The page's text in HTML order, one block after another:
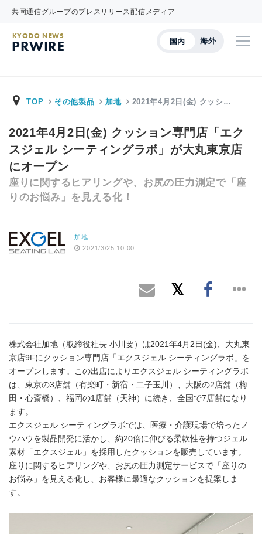
共同通信グループのプレスリリース配信メディア
国内 海外
KYODO NEWS
PRWIRE
TOP その他製品 加地 2021年4月2日(金) クッシ…
2021年4月2日(金) クッション専門店「エク
スジェル シーティングラボ」が大丸東京店
にオープン
座りに関するヒアリングや、お尻の圧力測定で「座
りのお悩み」を見える化！
加地
2021/3/25 10:00
株式会社加地（取締役社長 小川要）は2021年4月2日(金)、大丸東
京店9Fにクッション専門店「エクスジェル シーティングラボ」を
オープンします。この出店によりエクスジェル シーティングラボ
は、東京の3店舗（有楽町・新宿・二子玉川）、大阪の2店舗（梅
田・心斎橋）、福岡の1店舗（天神）に続き、全国で7店舗になり
ます。
エクスジェル シーティングラボでは、医療・介護現場で培ったノ
ウハウを製品開発に活かし、約20倍に伸びる柔軟性を持つジェル
素材「エクスジェル」を採用したクッションを販売しています。
座りに関するヒアリングや、お尻の圧力測定サービスで「座りの
お悩み」を見える化し、お客様に最適なクッションを提案しま
す。